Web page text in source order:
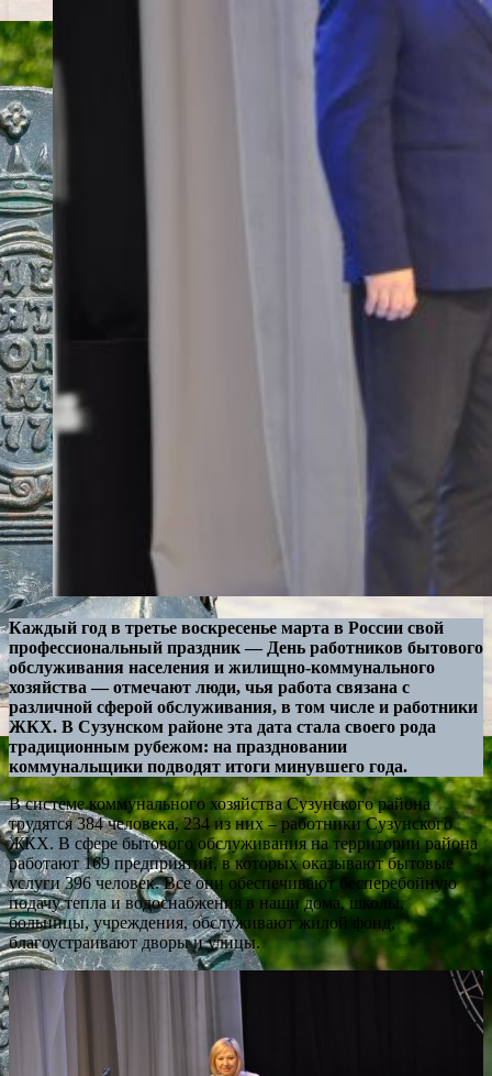
Каждый год в третье воскресенье марта в России свой
профессиональный праздник — День работников бытового
обслуживания населения и жилищно-коммунального
хозяйства — отмечают люди, чья работа связана с
различной сферой обслуживания, в том числе и работники
ЖКХ. В Сузунском районе эта дата стала своего рода
традиционным рубежом: на праздновании
коммунальщики подводят итоги минувшего года.
В системе коммунального хозяйства Сузунского района
трудятся 384 человека, 234 из них – работники Сузунского
ЖКХ. В сфере бытового обслуживания на территории района
работают 169 предприятий, в которых оказывают бытовые
услуги 396 человек. Все они обеспечивают бесперебойную
подачу тепла и водоснабжения в наши дома, школы,
больницы, учреждения, обслуживают жилой фонд,
благоустраивают дворы и улицы.